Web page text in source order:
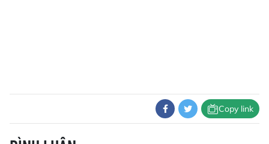
Copy link